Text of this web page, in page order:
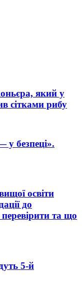
який у
сітками рибу
у безпеці».
освіти
до
та що
5-й